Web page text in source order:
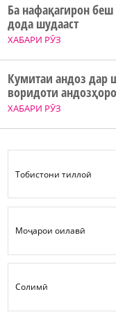
ХАБАРИ РӮЗ
Ба нафақагирон
дода шудааст
ХАБАРИ РӮЗ
Кумитаи андоз
воридоти
Тобистони тиллоӣ
Моҷарои оилавӣ
Солимӣ